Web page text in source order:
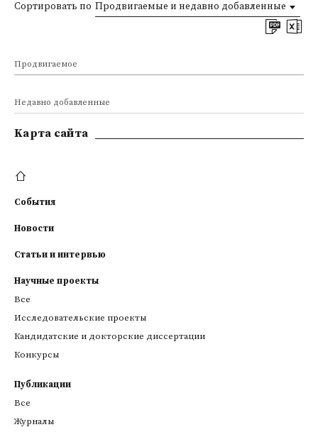
Сортировать по Продвигаемые и недавно добавленные
Продвигаемое
Недавно добавленные
Kарта сайта
События
Новости
Статьи и интервью
Научные проекты
Все
Исследовательские проекты
Кандидатские и докторские диссертации
Конкурсы
Публикации
Все
Журналы